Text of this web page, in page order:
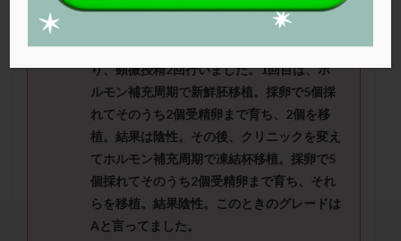
私42歳、旦那59歳。トルコ在住。今年に入
り、顕微授精2回行いました。1回目は、ホ
ルモン補充周期で新鮮胚移植。採卵で5個採
れてそのうち2個受精卵まで育ち、2個を移
植。結果は陰性。その後、クリニックを変え
てホルモン補充周期で凍結杯移植。採卵で5
個採れてそのうち2個受精卵まで育ち、それ
らを移植。結果陰性。このときのグレードは
Aと言ってました。
シート法
ショート法
シリンジ法
スクラッチ
ステップアップ
ステップダウン
ストレス
スプリット
セカンドオピニオン
セックスレス
ダイエット
タクロリムス
チョコレート嚢胞
チラーヂン
トリオ検査
トリソミー
ネフローゼ症候群
ビタミンC
ビタミンD
ピックアップ障害
ビブラマイシン
ピル